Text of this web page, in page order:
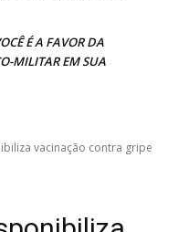
É A FAVOR DA
MILITAR EM SUA